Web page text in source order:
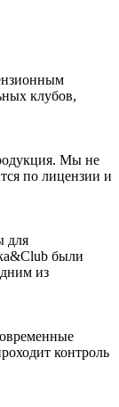
клубов,
Мы не
по лицензии и
для
были
из
контроль